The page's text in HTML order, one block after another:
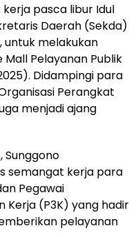
pasca libur Idul
Daerah (Sekda)
untuk melakukan
Pelayanan Publik
Didampingi para
Perangkat
menjadi ajang
semangat kerja para
Pegawai
Kerja (P3K) yang hadir
pelayanan